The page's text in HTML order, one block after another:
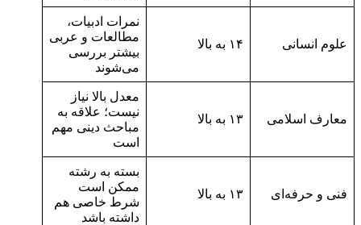
علوم انسانی ۱۴ به بالا
نمرات ادبیات،
مطالعات و عربی
بیشتر بررسی
می‌شوند
معارف اسلامی ۱۳ به بالا
معدل بالا نیاز
نیست؛ علاقه به
مباحث دینی مهم
است
فنی و حرفه‌ای ۱۳ به بالا
بسته به رشته
ممکن است
شرط خاصی هم
داشته باشد